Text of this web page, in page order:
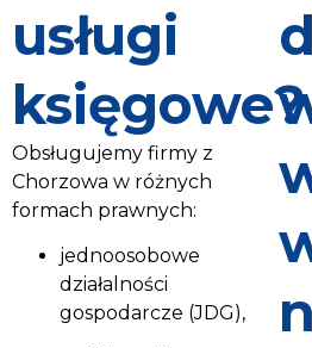
usługi
księgowe?
Obsługujemy firmy z
Chorzowa w różnych
formach prawnych:
jednoosobowe
działalności
gospodarcze (JDG),